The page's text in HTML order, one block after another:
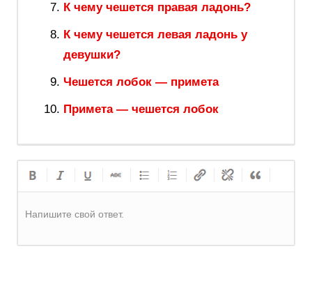
К чему чешется правая ладонь?
К чему чешется левая ладонь у
девушки?
Чешется лобок — примета
Примета — чешется лобок
Напишите свой ответ.